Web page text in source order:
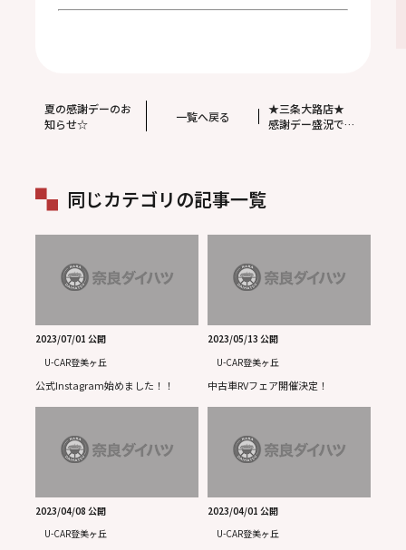
夏の感謝デーのお
知らせ☆
一覧へ戻る
★三条大路店★
感謝デー盛況です
同じカテゴリの記事一覧
2023/07/01 公開
U-CAR登美ヶ丘
公式Instagram始めました！！
2023/05/13 公開
U-CAR登美ヶ丘
中古車RVフェア開催決定！
2023/04/08 公開
U-CAR登美ヶ丘
2023/04/01 公開
U-CAR登美ヶ丘